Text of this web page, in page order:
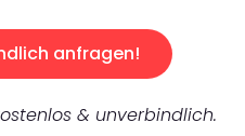
anfragen!
& unverbindlich.